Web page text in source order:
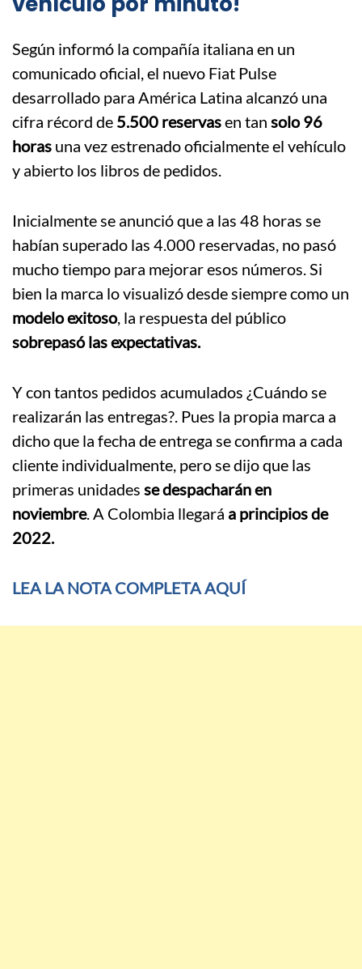
Según informó la compañía italiana en un
comunicado oficial, el nuevo Fiat Pulse
desarrollado para América Latina alcanzó una
cifra récord de 5.500 reservasen tan solo 96
horas una vez estrenado oficialmente el vehículo
y abierto los libros de pedidos.
Inicialmente se anunció que a las 48 horas se
habían superado las 4.000 reservadas, no pasó
mucho tiempo para mejorar esos números. Si
bien la marca lo visualizó desde siempre como un
modelo exitoso, la respuesta del público
sobrepasó las expectativas.
Y con tantos pedidos acumulados ¿Cuándo se
realizarán las entregas?. Pues la propia marca a
dicho que la fecha de entrega se confirma a cada
cliente individualmente, pero se dijo que las
primeras unidades se despacharán en
noviembre. A Colombia llegará a principios de
2022.
LEA LA NOTA COMPLETA AQUÍ